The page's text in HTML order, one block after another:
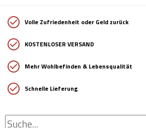
Volle Zufriedenheit oder Geld zurück
KOSTENLOSER VERSAND
Mehr Wohlbefinden & Lebensqualität
Schnelle Lieferung